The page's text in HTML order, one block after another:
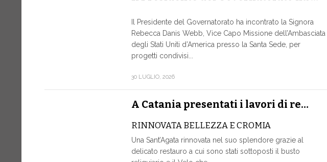
Il Presidente del Governatorato ha incontrato la Signora
Rebecca Danis Webb, Vice Capo Missione dell’Ambasciata
degli Stati Uniti d’America presso la Santa Sede, per
progetti condivisi...
30 LUGLIO, 2026
A Catania presentati i lavori di re…
RINNOVATA BELLEZZA E CROMIA
Una Sant’Agata rinnovata nel suo splendore grazie al
delicato restauro a cui sono stati sottoposti il busto